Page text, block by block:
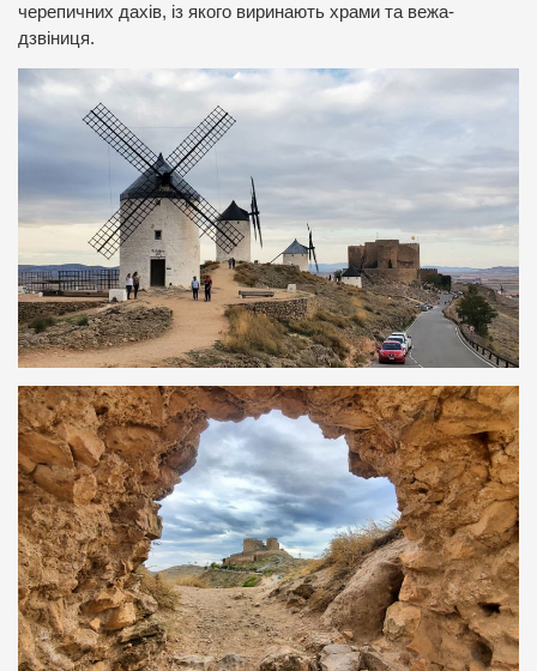
черепичних дахів, із якого виринають храми та вежа-
дзвіниця.